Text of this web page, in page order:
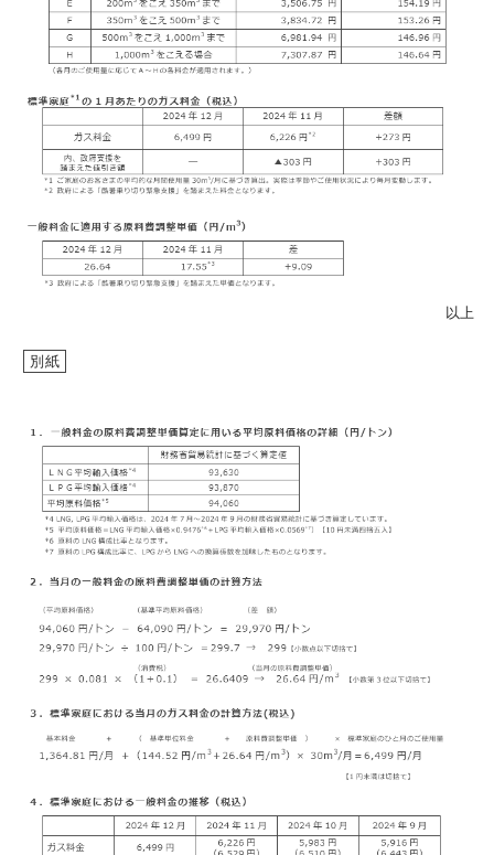
ご家庭のお客さま
業務用・産業用のお客さま
お問い合わせ English
以上
別紙